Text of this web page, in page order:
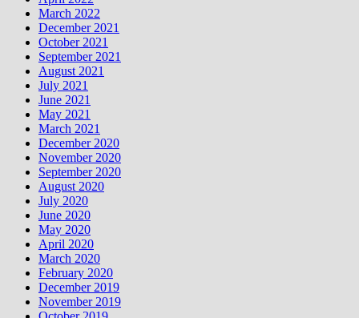
March 2022
December 2021
October 2021
September 2021
August 2021
July 2021
June 2021
May 2021
March 2021
December 2020
November 2020
September 2020
August 2020
July 2020
June 2020
May 2020
April 2020
March 2020
February 2020
December 2019
November 2019